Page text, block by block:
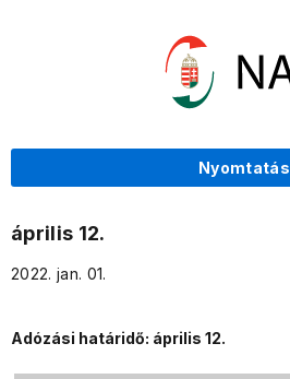
Nyomtatás
április 12.
2022. jan. 01.
Adózási határidő: április 12.